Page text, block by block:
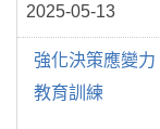
2025-05-13
強化決策應變
教育訓練